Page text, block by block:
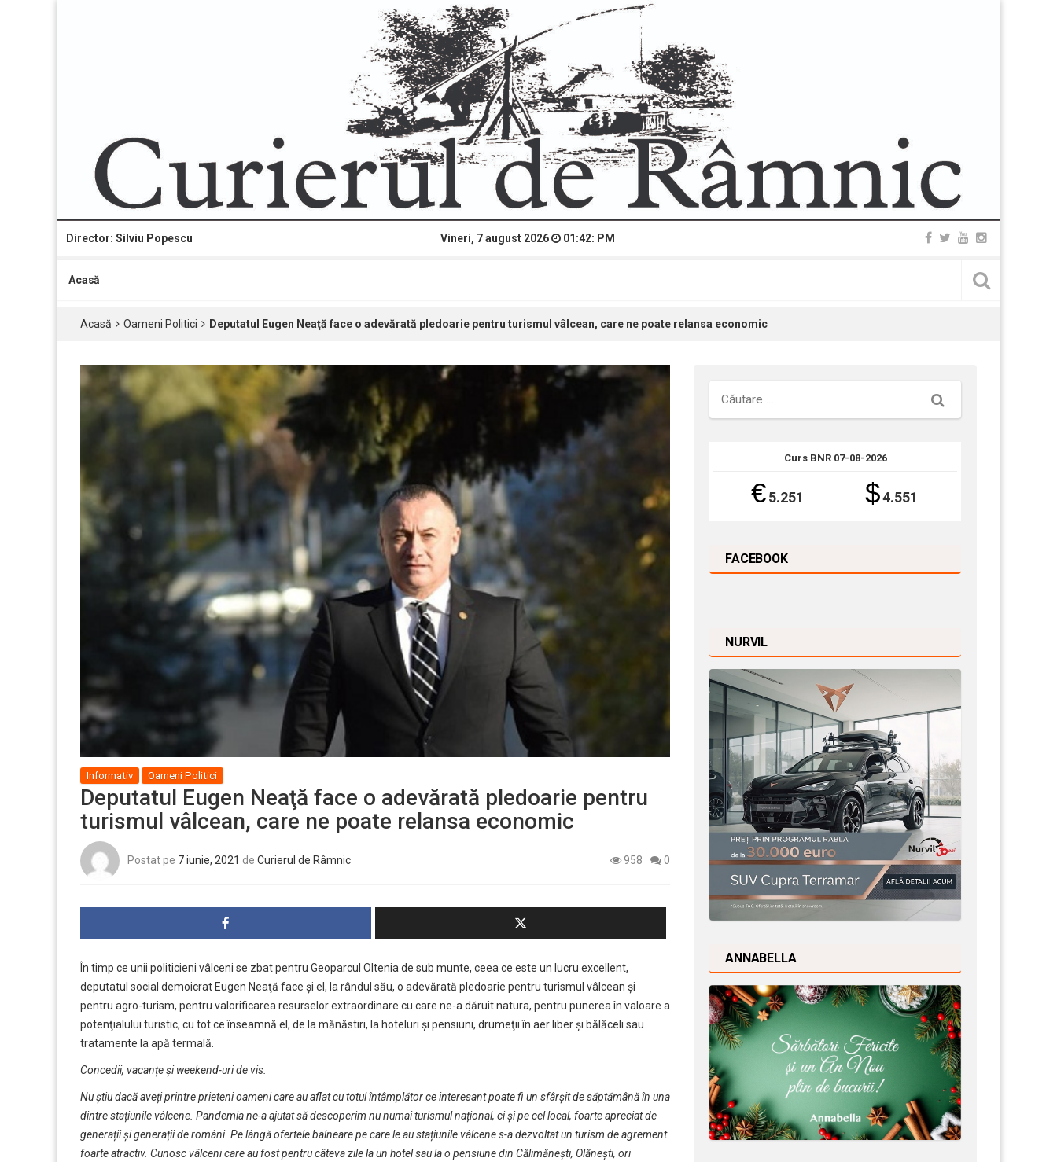
Director: Silviu Popescu Vineri, 7 august 2026 01:42: PM
Acasă
Acasă Oameni Politici Deputatul Eugen Neaţă face o adevărată pledoarie pentru turismul vâlcean, care ne poate relansa economic
Informativ Oameni Politici
Deputatul Eugen Neaţă face o adevărată pledoarie pentru
turismul vâlcean, care ne poate relansa economic
Postat pe 7 iunie, 2021 de Curierul de Râmnic 958 0
În timp ce unii politicieni vâlceni se zbat pentru Geoparcul Oltenia de sub munte, ceea ce este un lucru excellent,
deputatul social demoicrat Eugen Neaţă face şi el, la rândul său, o adevărată pledoarie pentru turismul vâlcean şi
pentru agro-turism, pentru valorificarea resurselor extraordinare cu care ne-a dăruit natura, pentru punerea în valoare a
potenţialului turistic, cu tot ce înseamnă el, de la mănăstiri, la hoteluri şi pensiuni, drumeţii în aer liber şi bălăceli sau
tratamente la apă termală.
Concedii, vacanțe și weekend-uri de vis.
Nu știu dacă aveți printre prieteni oameni care au aflat cu totul întâmplător ce interesant poate fi un sfârșit de săptămână în una
dintre stațiunile vâlcene. Pandemia ne-a ajutat să descoperim nu numai turismul național, ci și pe cel local, foarte apreciat de
generații și generații de români. Pe lângă ofertele balneare pe care le au stațiunile vâlcene s-a dezvoltat un turism de agrement
foarte atractiv. Cunosc vâlceni care au fost pentru câteva zile la un hotel sau la o pensiune din Călimănești, Olănești, ori
Căutare
Curs BNR 07-08-2026
€ 5.251 $4.551
FACEBOOK
NURVIL
ANNABELLA